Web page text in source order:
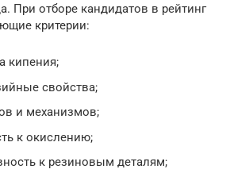
При отборе кандидатов в рейтинг
критерии:
кипения;
свойства;
и механизмов;
к окислению;
к резиновым деталям;